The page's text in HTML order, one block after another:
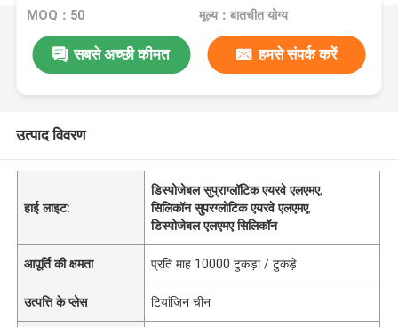
MOQ：50 मूल्य：बातचीत योग्य
सबसे अच्छी कीमत हमसे संपर्क करें
उत्पाद विवरण
हाई लाइट:
डिस्पोजेबल सुप्राग्लॉटिक एयरवे एलएमए,
सिलिकॉन सुपरग्लोटिक एयरवे एलएमए,
डिस्पोजेबल एलएमए सिलिकॉन
आपूर्ति की क्षमता प्रति माह 10000 टुकड़ा / टुकड़े
उत्पत्ति के प्लेस टियांजिन चीन